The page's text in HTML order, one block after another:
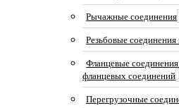
Рычажные соединения
Резьбовые
Фланцевые
фланцевых соединений
Перегрузочные